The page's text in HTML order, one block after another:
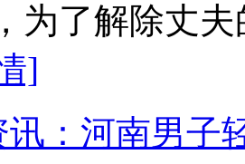
为了解除丈
]
讯：河南男子